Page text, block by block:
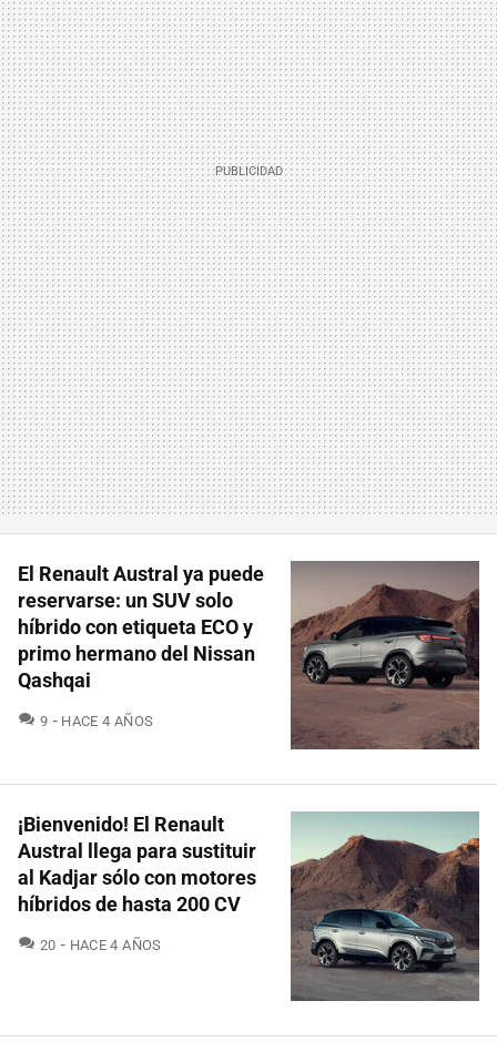
El Renault Austral ya puede
reservarse: un SUV solo
híbrido con etiqueta ECO y
primo hermano del Nissan
Qashqai
9 COMENTARIOS
HACE 4 AÑOS
¡Bienvenido! El Renault
Austral llega para sustituir
al Kadjar sólo con motores
híbridos de hasta 200 CV
20 COMENTARIOS
HACE 4 AÑOS